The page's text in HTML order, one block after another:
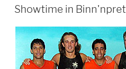
OP
Showtime in Binn'npret